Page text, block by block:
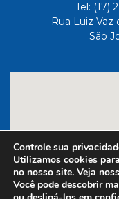
Tel: (17)
Rua Luiz Vaz
São
Controle sua
Utilizamos cookies
no nosso site. Veja
Você pode descobrir